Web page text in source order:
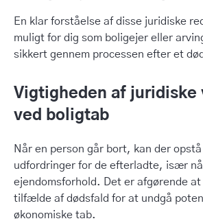
En klar forståelse af disse juridiske
muligt for dig som boligejer eller
sikkert gennem processen efter et
Vigtigheden af
ved boligtab
Når en person går bort, kan der
udfordringer for de efterladte, især
ejendomsforhold. Det er afgørende
tilfælde af dødsfald for at undgå
økonomiske tab.